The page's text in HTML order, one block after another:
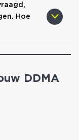
Hoe
DDMA